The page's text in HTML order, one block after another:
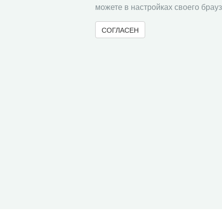
можете в настройках своего
СОГЛАСЕН